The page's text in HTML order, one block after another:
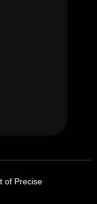
of Precise